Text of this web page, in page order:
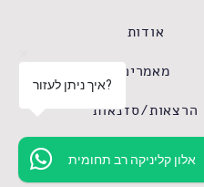
אודות
מאמרים
הרצאות/סדנאות
עסקים וארגונים
איך ניתן לעזור?
אלון קליניקה רב תחומית